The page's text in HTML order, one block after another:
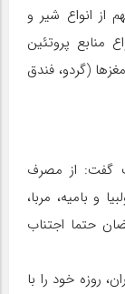
نشود که به طور متوسط حداقل ۳سهم از انواع شیر و
منابع پروتئین
(گردو، فندق
گفت: از مصرف
و بامیه، مربا،
حتما اجتناب
روزه خود را با